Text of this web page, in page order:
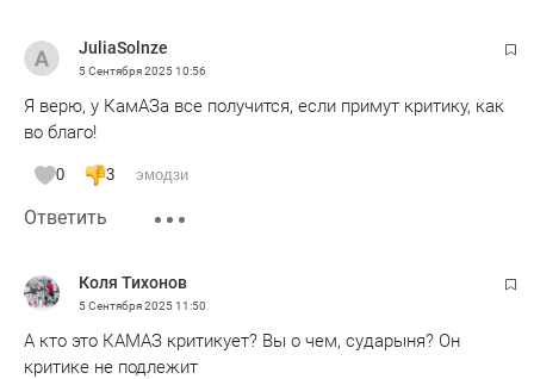
JuliaSolnze
5 Сентября 202510:56
Я верю, у КамАЗа все получится, если примут критику, как
во благо!
0 3 эмодзи
Ответить
Коля Тихонов
5 Сентября 202511:50
А кто это КАМАЗ критикует? Вы о чем, сударыня? Он
критике не подлежит